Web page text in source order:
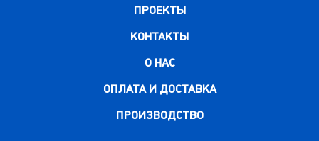
ПРОЕКТЫ
КОНТАКТЫ
О НАС
ОПЛАТА И ДОСТАВКА
ПРОИЗВОДСТВО